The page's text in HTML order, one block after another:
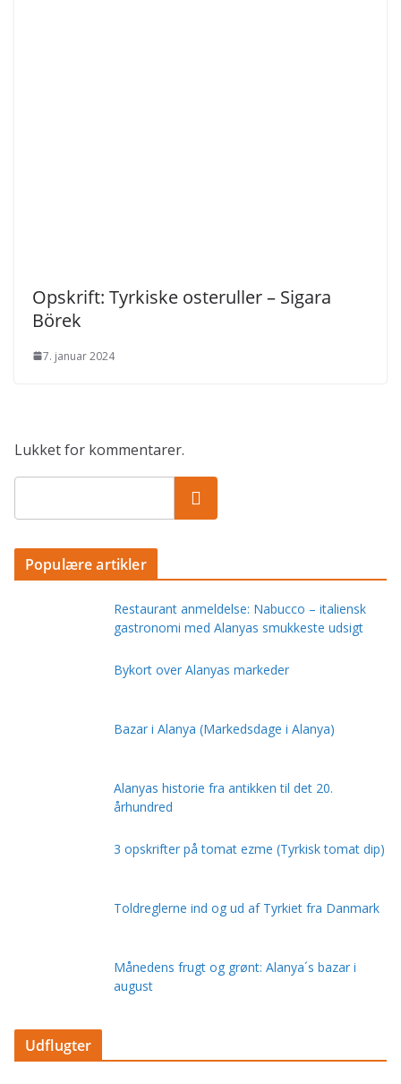
Opskrift: Tyrkiske osteruller – Sigara
Börek
7. januar 2024
Lukket for kommentarer.
Populære artikler
Restaurant anmeldelse: Nabucco – italiensk
gastronomi med Alanyas smukkeste udsigt
Bykort over Alanyas markeder
Bazar i Alanya (Markedsdage i Alanya)
Alanyas historie fra antikken til det 20.
århundred
3 opskrifter på tomat ezme (Tyrkisk tomat dip)
Toldreglerne ind og ud af Tyrkiet fra Danmark
Månedens frugt og grønt: Alanya´s bazar i
august
Udflugter